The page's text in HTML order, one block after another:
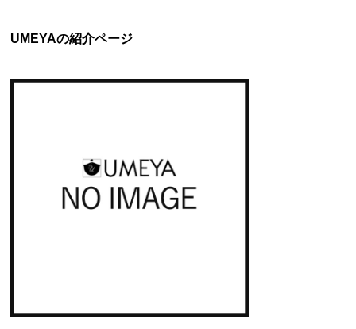
UMEYAの紹介ページ